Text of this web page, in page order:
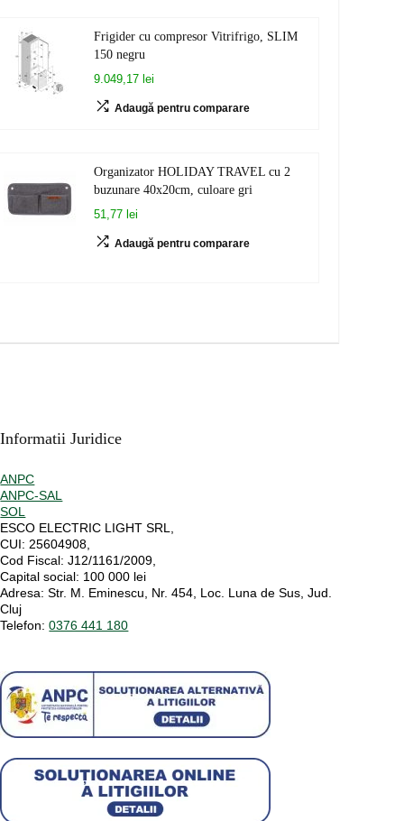
Frigider cu compresor Vitrifrigo, SLIM
150 negru
9.049,17 lei
Adaugă pentru comparare
Organizator HOLIDAY TRAVEL cu 2
buzunare 40x20cm, culoare gri
51,77 lei
Adaugă pentru comparare
Informatii Juridice
ANPC
ANPC-SAL
SOL
ESCO ELECTRIC LIGHT SRL,
CUI: 25604908,
Cod Fiscal: J12/1161/2009,
Capital social: 100 000 lei
Adresa: Str. M. Eminescu, Nr. 454, Loc. Luna de Sus, Jud.
Cluj
Telefon: 0376 441 180